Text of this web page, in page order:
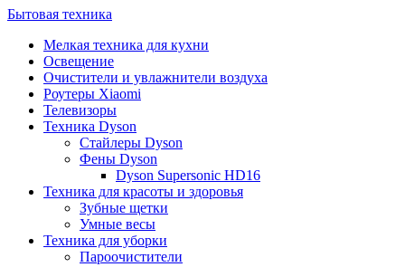
Бытовая техника
Мелкая техника для кухни
Освещение
Очистители и увлажнители воздуха
Роутеры Xiaomi
Телевизоры
Техника Dyson
Стайлеры Dyson
Фены Dyson
Dyson Supersonic HD16
Техника для красоты и здоровья
Зубные щетки
Умные весы
Техника для уборки
Пароочистители